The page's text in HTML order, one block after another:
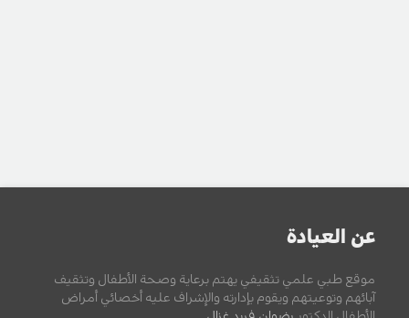
عن العيادة
موقع طبي علمي تثقيفي يهتم برعاية وصحة الأطفال وتثقيف
آبائهم وتوعيتهم ويقوم بإدارته والإشراف عليه أخصائي أمراض